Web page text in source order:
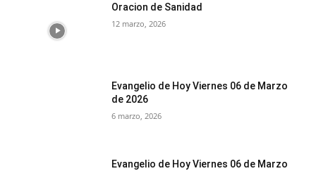
Oracion de Sanidad
12 marzo, 2026
Evangelio de Hoy Viernes 06 de Marzo
de 2026
6 marzo, 2026
Evangelio de Hoy Viernes 06 de Marzo